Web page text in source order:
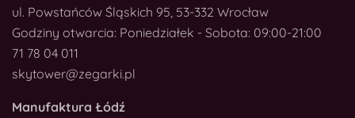
ul. Powstańców Śląskich 95, 53-332 Wrocław
Godziny otwarcia: Poniedziałek - Sobota: 09:00-21:00
71 78 04 011
skytower@zegarki.pl
Manufaktura Łódź